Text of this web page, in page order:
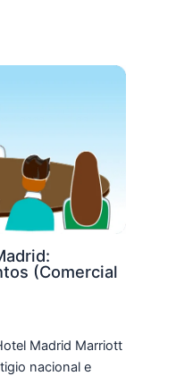
(Comercial
Madrid Marriott
nacional e